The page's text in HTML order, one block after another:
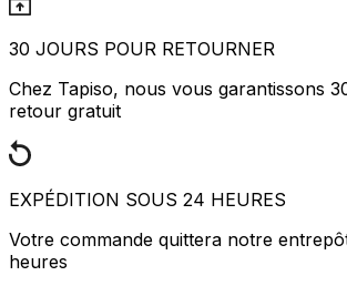
30 JOURS POUR RETOURNER
Chez Tapiso, nous vous garantissons
retour gratuit
EXPÉDITION SOUS 24 HEURES
Votre commande quittera notre
heures